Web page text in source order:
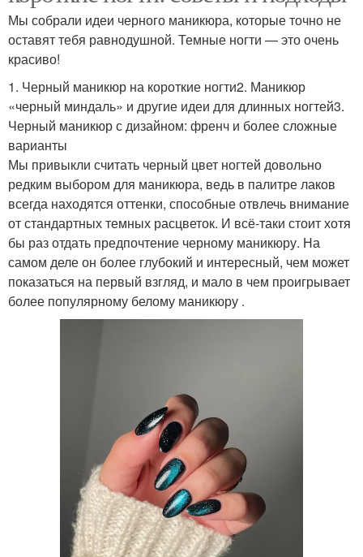
Мы собрали идеи черного маникюра, которые точно не
оставят тебя равнодушной. Темные ногти — это очень
красиво!
1. Черный маникюр на короткие ногти2. Маникюр
«черный миндаль» и другие идеи для длинных ногтей3.
Черный маникюр с дизайном: френч и более сложные
варианты
Мы привыкли считать черный цвет ногтей довольно
редким выбором для маникюра, ведь в палитре лаков
всегда находятся оттенки, способные отвлечь внимание
от стандартных темных расцветок. И всё-таки стоит хотя
бы раз отдать предпочтение черному маникюру. На
самом деле он более глубокий и интересный, чем может
показаться на первый взгляд, и мало в чем проигрывает
более популярному белому маникюру .